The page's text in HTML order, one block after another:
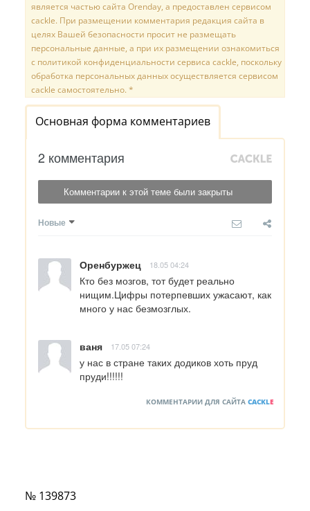
является частью сайта Orenday, а предоставлен сервисом
cackle. При размещении комментария редакция сайта в
целях Вашей безопасности просит не размещать
персональные данные, а при их размещении ознакомиться
с политикой конфиденциальности сервиса cackle, поскольку
обработка персональных данных осуществляется сервисом
cackle самостоятельно. *
Основная форма комментариев
2 комментария
Комментарии к этой теме были закрыты
Новые
Оренбуржец 18.05 04:24
Кто без мозгов, тот будет реально
нищим.Цифры потерпевших ужасают, как
много у нас безмозглых.
ваня 17.05 07:24
у нас в стране таких додиков хоть пруд
пруди!!!!!!
КОММЕНТАРИИ ДЛЯ САЙТА CACKLE
№ 139873